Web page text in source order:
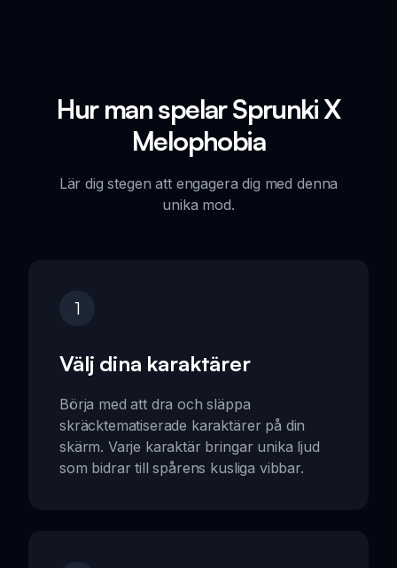
Hur man spelar Sprunki X
Melophobia
Lär dig stegen att engagera dig med denna
unika mod.
1
Välj dina karaktärer
Börja med att dra och släppa
skräcktematiserade karaktärer på din
skärm. Varje karaktär bringar unika ljud
som bidrar till spårens kusliga vibbar.